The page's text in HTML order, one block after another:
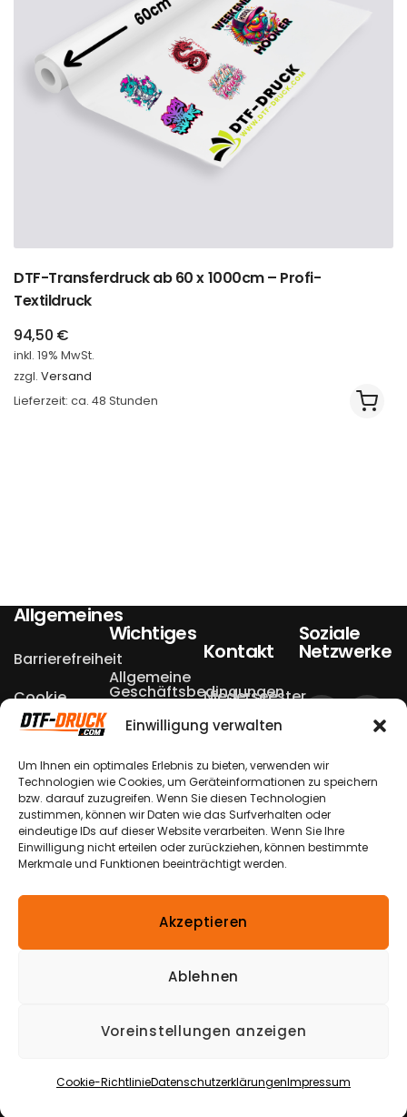
Einwilligung verwalten
Um Ihnen ein optimales Erlebnis zu bieten, verwenden wir
Technologien wie Cookies, um Geräteinformationen zu speichern
bzw. darauf zuzugreifen. Wenn Sie diesen Technologien
zustimmen, können wir Daten wie das Surfverhalten oder
eindeutige IDs auf dieser Website verarbeiten. Wenn Sie Ihre
Einwilligung nicht erteilen oder zurückziehen, können bestimmte
Merkmale und Funktionen beeinträchtigt werden.
Akzeptieren
Ablehnen
Voreinstellungen anzeigen
Cookie-RichtlinieDatenschutzerklärungenImpressum
DTF-Transferdruck ab 60 x 1000cm – Profi-
Textildruck
94,50 €
inkl. 19% MwSt.
zzgl. Versand
Lieferzeit: ca. 48 Stunden
Allgemeines
Barrierefreiheit
Cookie
Einstellungen
Bewertungen
Nutzungsbedingungen
Verpackungshinweis
Widerrufen
Wichtiges
Allgemeine
Geschäftsbedingungen
Datenschutzerklärungen
Widerrufsbelehrungen
Versandkosten
& -arten
Zahlungsmöglichkeiten
Impressum
Kontakt
Niederseester
Weg 13a
– Halen
+49 174
870 1900
info@dtf-
Soziale
Netzwerke
*Alle Preise inkl. gesetzl. Mehrwertsteuer
zzgl.Versandkostenund ggf. Nachnahmegebühren,
wenn nicht anders beschrieben.
ursprünglichen Preis.
vorbehalten|Eine Webseite vonMiba Media e. K.